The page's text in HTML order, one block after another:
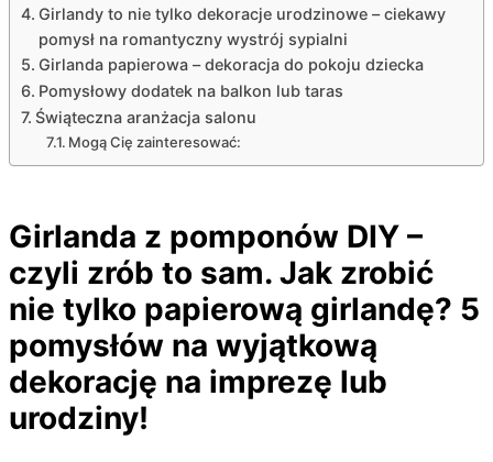
Girlandy to nie tylko dekoracje urodzinowe – ciekawy
pomysł na romantyczny wystrój sypialni
Girlanda papierowa – dekoracja do pokoju dziecka
Pomysłowy dodatek na balkon lub taras
Świąteczna aranżacja salonu
Mogą Cię zainteresować:
Girlanda z pomponów DIY –
czyli zrób to sam. Jak zrobić
nie tylko papierową girlandę? 5
pomysłów na wyjątkową
dekorację na imprezę lub
urodziny!